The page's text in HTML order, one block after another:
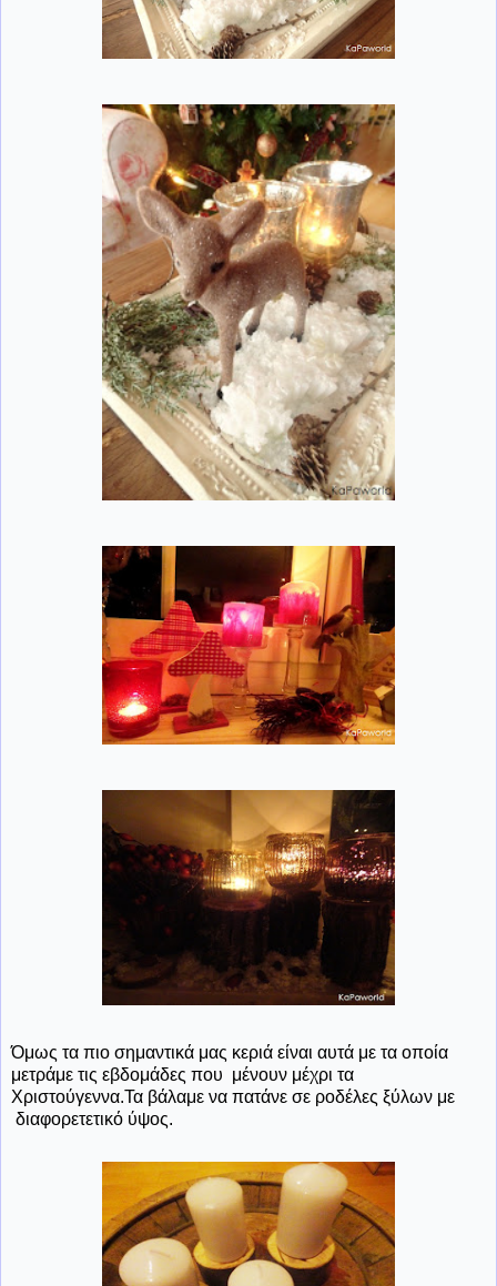
Όμως τα πιο σημαντικά μας κεριά είναι αυτά με τα οποία
μετράμε τις εβδομάδες που μένουν μέχρι τα
Χριστούγεννα.Τα βάλαμε να πατάνε σε ροδέλες ξύλων με
διαφορετετικό ύψος.